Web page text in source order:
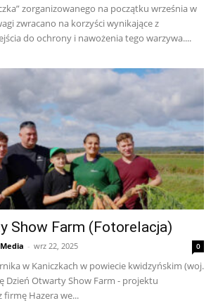
zorganizowanego na początku września w
zwracano na korzyści wynikające z
do ochrony i nawożenia tego warzywa....
Show Farm (Fotorelacja)
- wrz 22, 2025 0
w Kaniczkach w powiecie kwidzyńskim (woj.
Dzień Otwarty Show Farm - projektu
firmę Hazera we...